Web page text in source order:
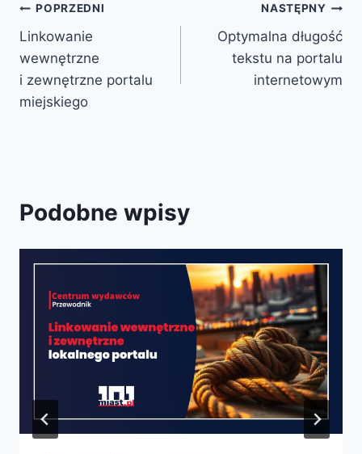
Nawigacja
wpisu
POPRZEDNI
Linkowanie
wewnętrzne
i zewnętrzne portalu
miejskiego
NASTĘPNY
Optymalna długość
tekstu na portalu
internetowym
Podobne wpisy